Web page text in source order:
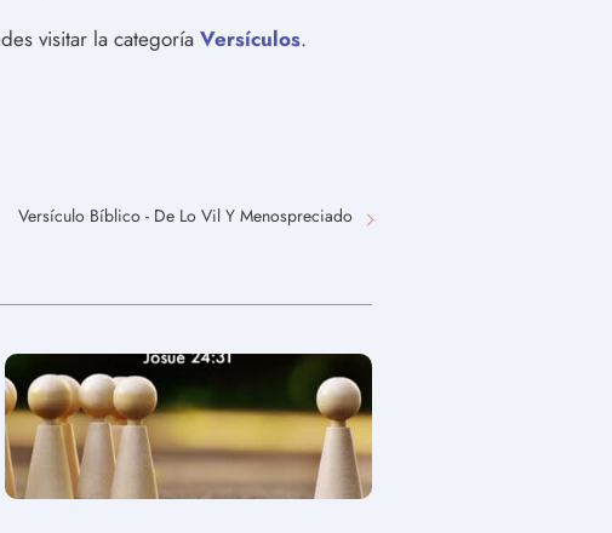
visitar la categoría Versículos.
Versículo Bíblico - De Lo Vil Y Menospreciado